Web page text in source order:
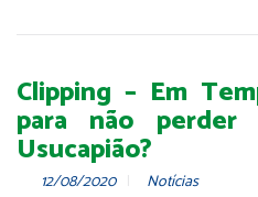
Clipping – Em
para não
Usucapião?
12/08/2020 Notícias